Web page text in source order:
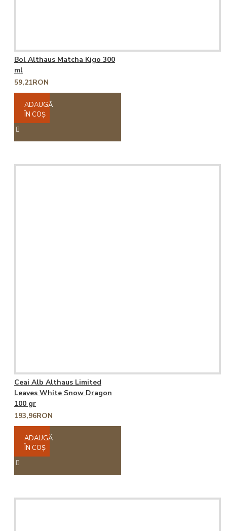
Bol Althaus Matcha Kigo 300
ml
59,21RON
ADAUGĂ
ÎN COŞ
Ceai Alb Althaus Limited
Leaves White Snow Dragon
100 gr
193,96RON
ADAUGĂ
ÎN COŞ